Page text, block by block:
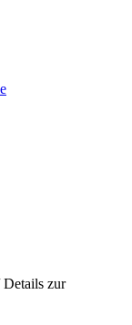
Details zur